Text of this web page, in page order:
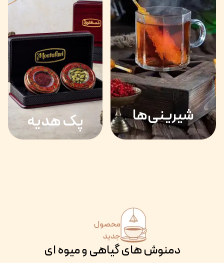
شیرینی‌ها پک هدیه
محصول
جدید
دمنوش های گیاهی و میوه ای